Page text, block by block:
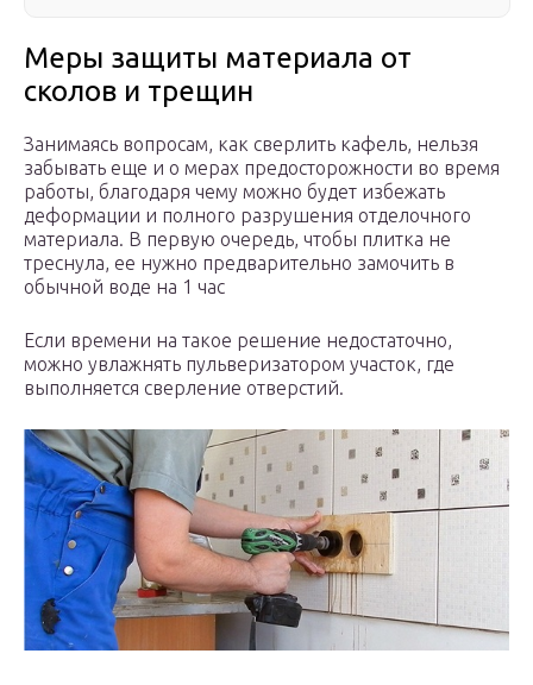
Меры защиты материала от
сколов и трещин
Занимаясь вопросам, как сверлить кафель, нельзя
забывать еще и о мерах предосторожности во время
работы, благодаря чему можно будет избежать
деформации и полного разрушения отделочного
материала. В первую очередь, чтобы плитка не
треснула, ее нужно предварительно замочить в
обычной воде на 1 час
Если времени на такое решение недостаточно,
можно увлажнять пульверизатором участок, где
выполняется сверление отверстий.